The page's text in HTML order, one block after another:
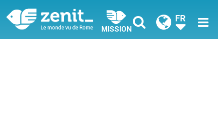
MISSION
FR